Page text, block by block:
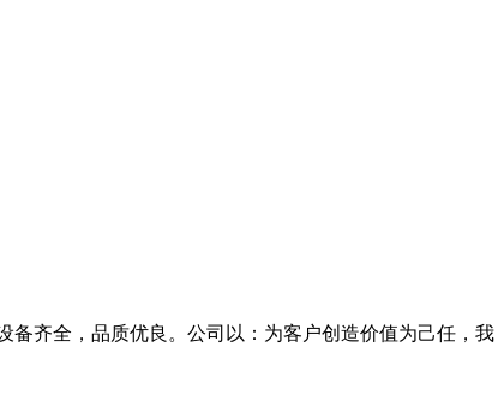
齐全，品质优良。公司以：为客户创造价值为己任，我